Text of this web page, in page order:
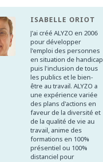
ISABELLE ORIOT
J'ai créé ALYZO en 2006
pour développer
l'emploi des personnes
en situation de handicap
puis l'inclusion de tous
les publics et le bien-
être au travail. ALYZO a
une expérience variée
des plans d'actions en
faveur de la diversité et
de la qualité de vie au
travail, anime des
formations en 100%
présentiel ou 100%
distanciel pour